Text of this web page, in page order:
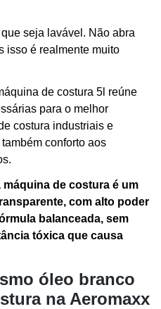
seja lavável. Não abra
isso é realmente muito
de costura 5l reúne
para o melhor
costura industriais e
conforto aos
de costura é um
com alto poder
balanceada, sem
tóxica que causa
óleo branco
na Aeromaxx